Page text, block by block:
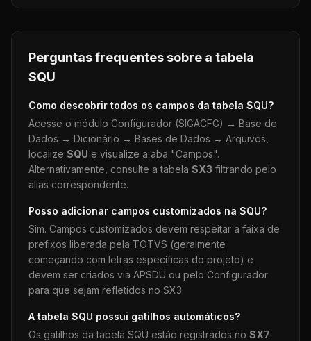
Perguntas frequentes sobre a tabela
SQU
Como descobrir todos os campos da tabela SQU?
Acesse o módulo Configurador (SIGACFG) → Base de
Dados → Dicionário → Bases de Dados → Arquivos,
localize SQU e visualize a aba "Campos".
Alternativamente, consulte a tabela SX3 filtrando pelo
alias correspondente.
Posso adicionar campos customizados na SQU?
Sim. Campos customizados devem respeitar a faixa de
prefixos liberada pela TOTVS (geralmente
começando com letras específicas do projeto) e
devem ser criados via APSDU ou pelo Configurador
para que sejam refletidos no SX3.
A tabela SQU possui gatilhos automáticos?
Os gatilhos da tabela SQU estão registrados no SX7.